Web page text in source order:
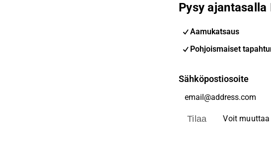
Pysy
Aamukatsaus
Pohjoismaiset
Sähköpostiosoite
Tilaa Voit